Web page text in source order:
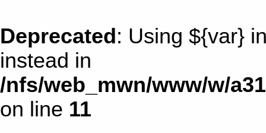
Deprecated: Using ${var}
instead in
/nfs/web_mwn/www/w/
on line 11